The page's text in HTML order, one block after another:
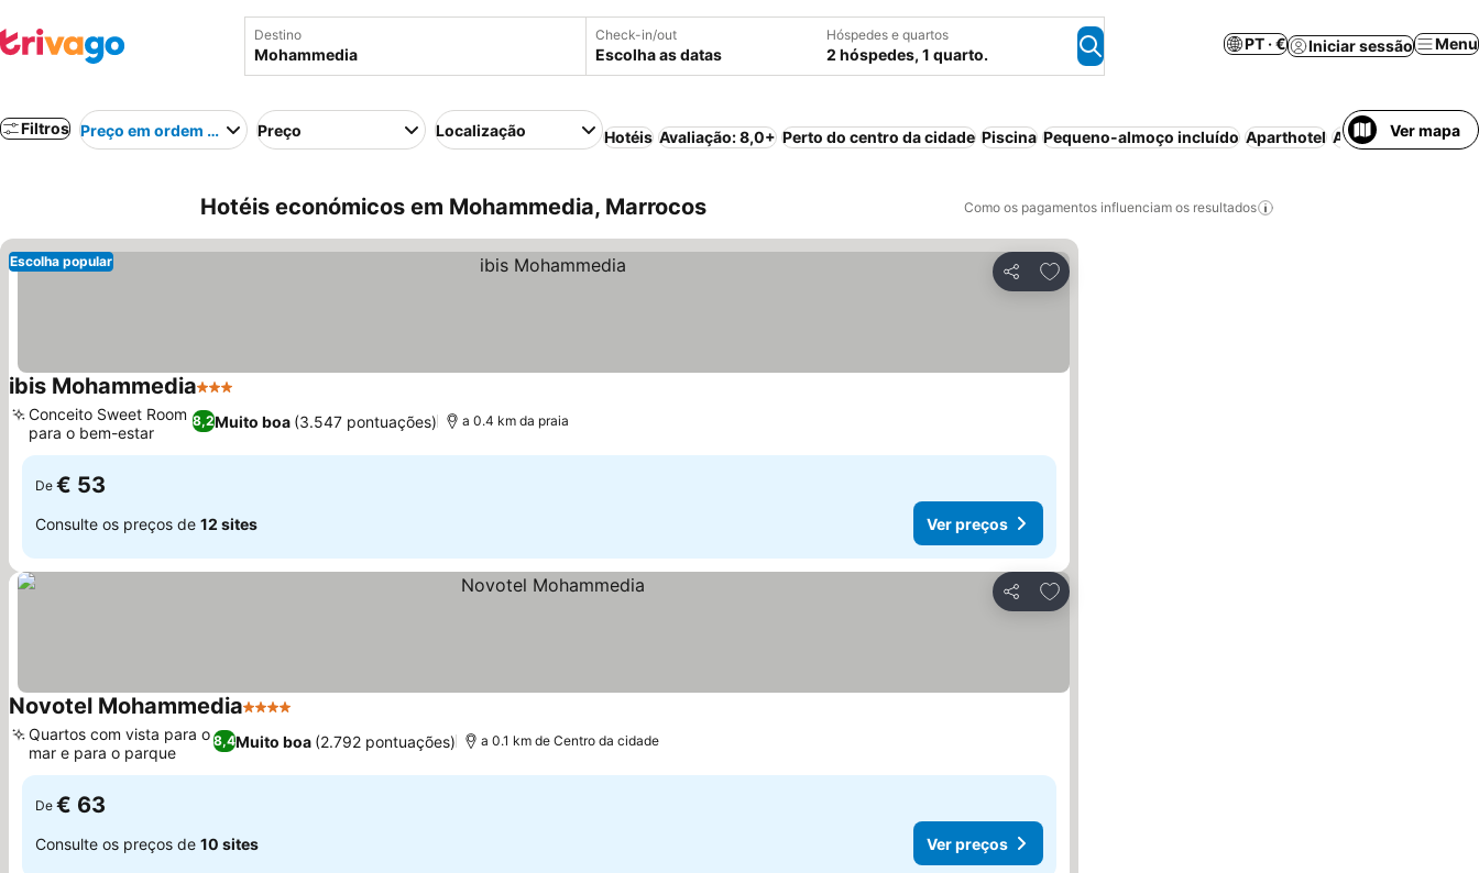
Destino Check-in/out
Escolha as datas
Hóspedes e quartos
2 hóspedes, 1 quarto.
PT · € Iniciar sessão Menu
Filtros Preço em ordem crescentePreço Localização Hotéis Avaliação: 8,0+ Perto do centro da cidade Piscina Pequeno-almoço incluído Aparthotel Ar condicionado
Ver mapa
Hotéis económicos em Mohammedia, Marrocos Como os pagamentos influenciam os resultados
Partilhar
Adicionar aos favoritos
Escolha popular
ibis Mohammedia3 Estrelas
8,2Muito boa (3.547 pontuações)
Conceito Sweet Room
para o bem-estar
a 0.4 km da praia
De € 53
Consulte os preços de 12 sites Ver preços
Partilhar
Adicionar aos favoritos
Novotel Mohammedia4 Estrelas
8,4Muito boa (2.792 pontuações)
Quartos com vista para o
mar e para o parque
a 0.1 km de Centro da cidade
De € 63
Consulte os preços de 10 sites Ver preços